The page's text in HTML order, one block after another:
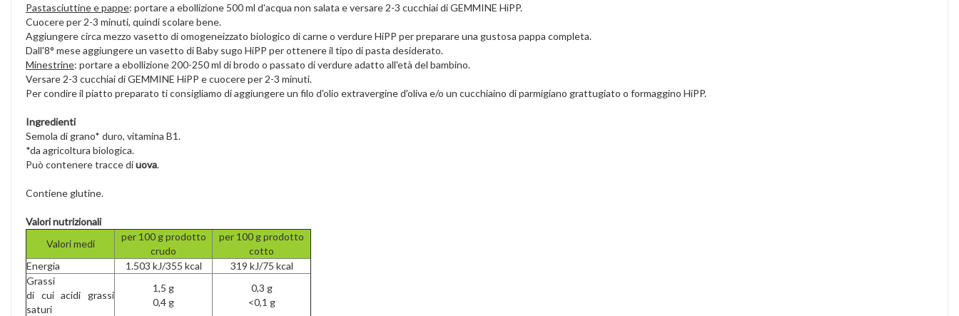
Pastasciuttine e pappe: portare a ebollizione 500 ml d'acqua non salata e versare 2-3 cucchiai di GEMMINE HiPP.
Cuocere per 2-3 minuti, quindi scolare bene.
Aggiungere circa mezzo vasetto di omogeneizzato biologico di carne o verdure HiPP per preparare una gustosa pappa completa.
Dall'8° mese aggiungere un vasetto di Baby sugo HiPP per ottenere il tipo di pasta desiderato.
Minestrine: portare a ebollizione 200-250 ml di brodo o passato di verdure adatto all'età del bambino.
Versare 2-3 cucchiai di GEMMINE HiPP e cuocere per 2-3 minuti.
Per condire il piatto preparato ti consigliamo di aggiungere un filo d'olio extravergine d'oliva e/o un cucchiaino di parmigiano grattugiato o formaggino HiPP.
Ingredienti
Semola di grano* duro, vitamina B1.
*da agricoltura biologica.
Può contenere tracce diuova.
Contiene glutine.
Valori nutrizionali
Valori medi
per 100 g prodotto
crudo
per 100 g prodotto
cotto
Energia
1.503 kJ/355 kcal
319 kJ/75 kcal
Grassi
di cui acidi grassi
saturi
1,5 g
0,4 g
0,3 g
<0,1 g